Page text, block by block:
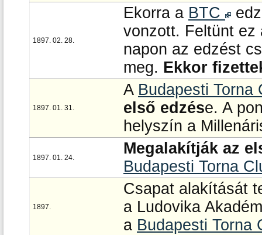
1897. 02. 28.
Ekorra a BTC
vonzott. Feltünt ez
napon az edzést
meg. Ekkor
1897. 01. 31.
A Budapesti Torna
első edzése. A
helyszín a
1897. 01. 24.
Megalakítják az
Budapesti Torna
1897.
Csapat alakítását
a Ludovika
a Budapesti Torna